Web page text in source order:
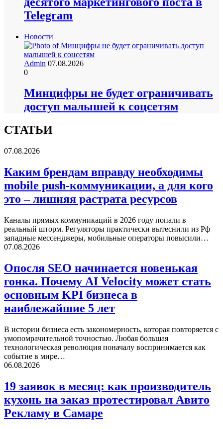
Telegram
Новости
Admin 07.08.2026
0
Минцифры не будет ограничивать
доступ малышей к соцсетям
СТАТЬИ
07.08.2026
Каким брендам вправду необходимы
mobile push-коммуникации, а для кого
это – лишняя растрата ресурсов
Каналы прямых коммуникаций в 2026 году попали в
реальный шторм. Регуляторы практически вытеснили из Рф
западные мессенджеры, мобильные операторы повысили…
07.08.2026
Опосля SEO начинается новенькая
гонка. Почему AI Velocity может стать
основным KPI бизнеса в
наиблежайшие 5 лет
В истории бизнеса есть закономерность, которая повторяется с
умопомрачительной точностью. Любая большая
технологическая революция поначалу воспринимается как
событие в мире…
06.08.2026
19 заявок в месяц: как производитель
кухонь на заказ протестировал Авито
Рекламу в Самаре